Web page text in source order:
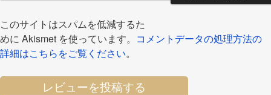
このサイトはスパムを低減するた
めに Akismet を使っています。 コメントデータの処理方法の
詳細はこちらをご覧ください。
レビューを投稿する